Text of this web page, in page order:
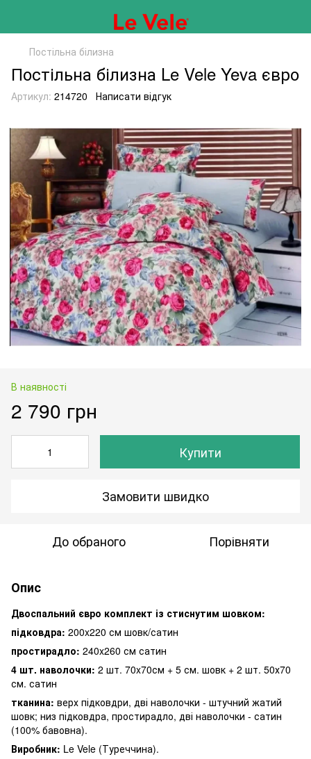
Постільна білизна
Постільна білизна Le Vele Yeva євро
Артикул: 214720 Написати відгук
В наявності
2 790 грн
Купити
Замовити швидко
До обраного Порівняти
Опис
Двоспальний євро комплект із стиснутим шовком:
підковдра: 200x220 см шовк/сатин
простирадло: 240x260 см сатин
4 шт. наволочки: 2 шт. 70x70см + 5 см. шовк + 2 шт. 50х70
см. сатин
тканина: верх підковдри, дві наволочки - штучний жатий
шовк; низ підковдра, простирадло, дві наволочки - сатин
(100% бавовна).
Виробник: Le Vele (Туреччина).